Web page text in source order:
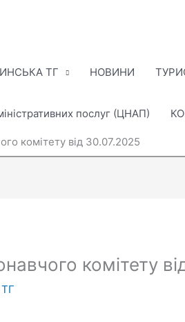
ТГ НОВИНИ
послуг (ЦНАП)
комітету від 30.07.2025
комітету